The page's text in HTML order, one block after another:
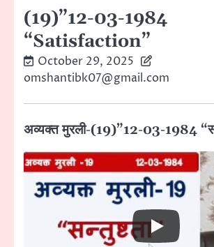
(19)”12-03-1984
“Satisfaction”
October 29, 2025
omshantibk07@gmail.com
अव्यक्त मुरली-(19)”12-03-1984